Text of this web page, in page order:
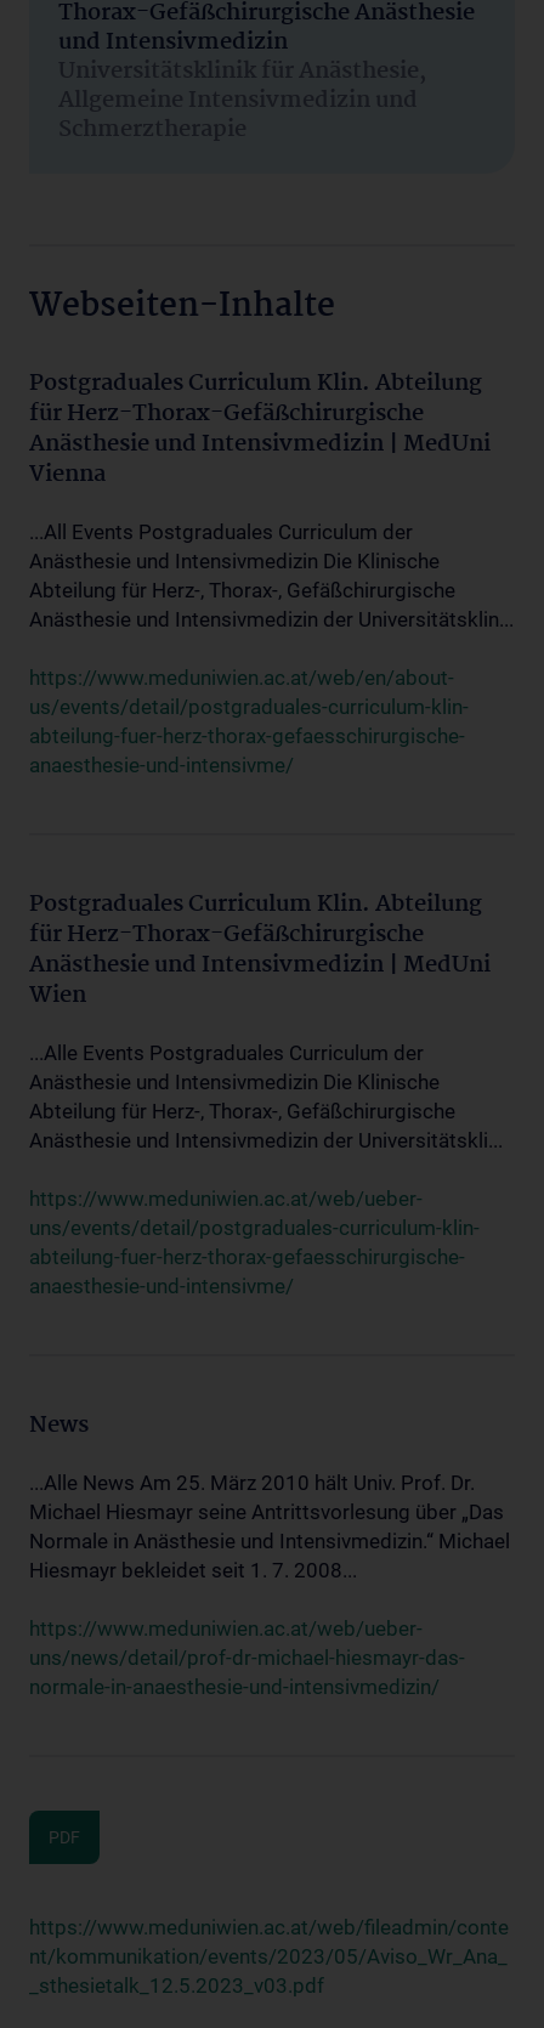
Thorax-Gefäßchirurgische Anästhesie
und Intensivmedizin
Universitätsklinik für Anästhesie,
Allgemeine Intensivmedizin und
Schmerztherapie
Webseiten-Inhalte
Postgraduales Curriculum Klin. Abteilung
für Herz-Thorax-Gefäßchirurgische
Anästhesie und Intensivmedizin | MedUni
Vienna
...All Events Postgraduales Curriculum der
Anästhesie und Intensivmedizin Die Klinische
Abteilung für Herz-, Thorax-, Gefäßchirurgische
Anästhesie und Intensivmedizin der Universitätsklin...
https://www.meduniwien.ac.at/web/en/about-
us/events/detail/postgraduales-curriculum-klin-
abteilung-fuer-herz-thorax-gefaesschirurgische-
anaesthesie-und-intensivme/
Postgraduales Curriculum Klin. Abteilung
für Herz-Thorax-Gefäßchirurgische
Anästhesie und Intensivmedizin | MedUni
Wien
...Alle Events Postgraduales Curriculum der
Anästhesie und Intensivmedizin Die Klinische
Abteilung für Herz-, Thorax-, Gefäßchirurgische
Anästhesie und Intensivmedizin der Universitätskli...
https://www.meduniwien.ac.at/web/ueber-
uns/events/detail/postgraduales-curriculum-klin-
abteilung-fuer-herz-thorax-gefaesschirurgische-
anaesthesie-und-intensivme/
News
...Alle News Am 25. März 2010 hält Univ. Prof. Dr.
Michael Hiesmayr seine Antrittsvorlesung über „Das
Normale in Anästhesie und Intensivmedizin.“ Michael
Hiesmayr bekleidet seit 1. 7. 2008...
https://www.meduniwien.ac.at/web/ueber-
uns/news/detail/prof-dr-michael-hiesmayr-das-
normale-in-anaesthesie-und-intensivmedizin/
PDF
https://www.meduniwien.ac.at/web/fileadmin/conte
nt/kommunikation/events/2023/05/Aviso_Wr_Ana_
_sthesietalk_12.5.2023_v03.pdf